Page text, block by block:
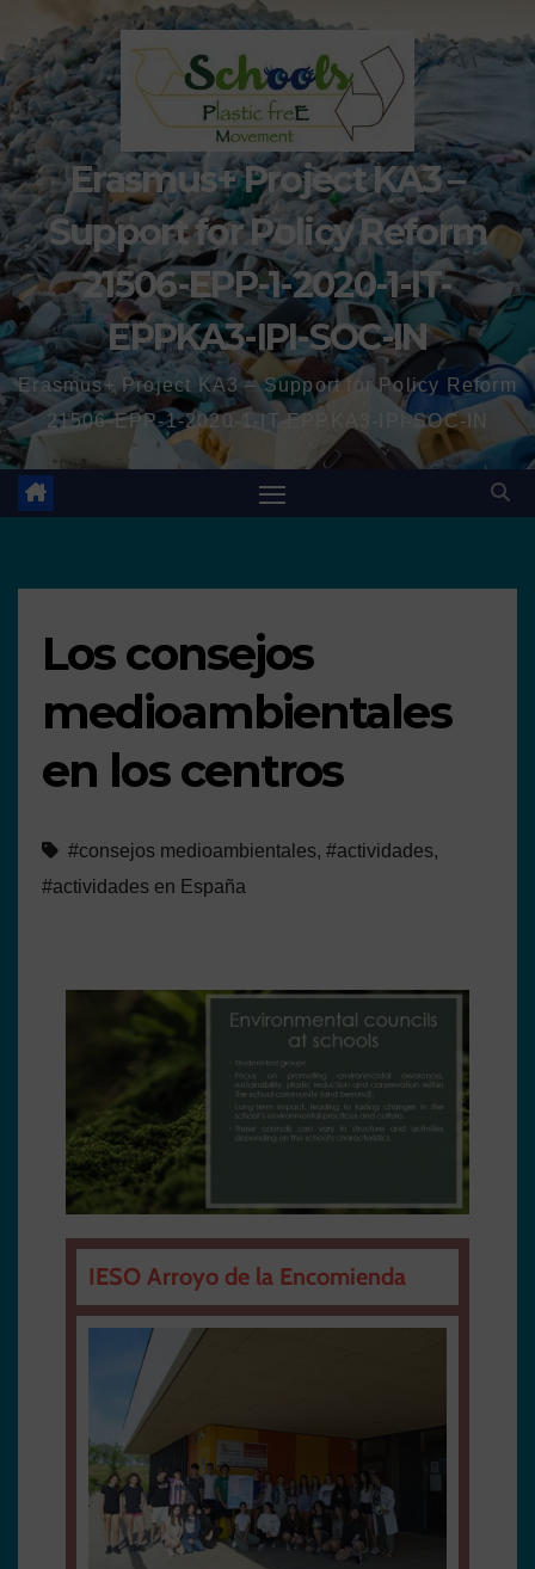
Erasmus+ Project KA3 –
Support for Policy Reform
21506-EPP-1-2020-1-IT-
EPPKA3-IPI-SOC-IN
Erasmus+ Project KA3 – Support for Policy Reform
21506-EPP-1-2020-1-IT-EPPKA3-IPI-SOC-IN
Los consejos
medioambientales
en los centros
#consejos medioambientales, #actividades,
#actividades en España
IESO Arroyo de la Encomienda